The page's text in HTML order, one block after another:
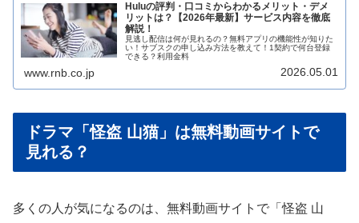
Huluの評判・口コミからわかるメリット・デメ
リットは？【2026年最新】サービス内容を徹底
解説！
見逃し配信は何が見れるの？無料アプリの機能性が知りた
い！サブスクの申し込み方法を教えて！1契約で何台登録
できる？利用金料
www.rnb.co.jp 2026.05.01
ドラマ「怪盗 山猫」は無料動画サイトで
見れる？
多くの人が気になるのは、無料動画サイトで「怪盗 山